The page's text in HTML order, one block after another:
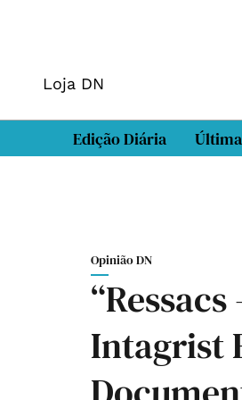
Loja DN
Edição Diária
Opinião DN
Intagrist